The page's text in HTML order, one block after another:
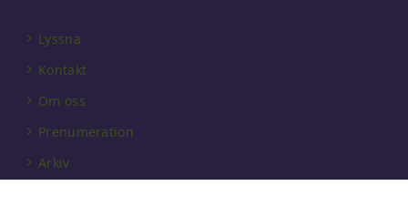
Lyssna
Kontakt
Om oss
Prenumeration
Arkiv
kunna